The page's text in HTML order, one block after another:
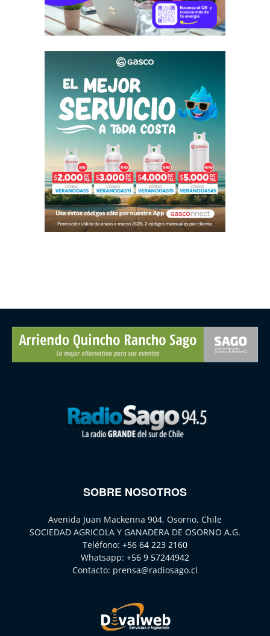
SOBRE NOSOTROS
Avenida Juan Mackenna 904, Osorno, Chile
SOCIEDAD AGRICOLA Y GANADERA DE OSORNO A.G.
Teléfono: +56 64 223 2160
Whatsapp: +56 9 57244942
Contacto: prensa@radiosago.cl